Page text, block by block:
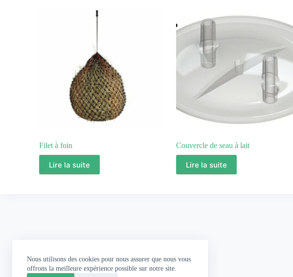
Nous utilisons des cookies pour nous assurer que nous vous
offrons la meilleure expérience possible sur notre site.
Filet à foin
Lire la suite
Couvercle de seau à lait
Lire la suite